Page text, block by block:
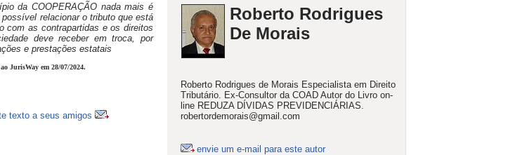
Roberto Rodrigues
De Morais
Roberto Rodrigues de Morais Especialista em Direito
Tributário. Ex-Consultor da COAD Autor do Livro on-
line REDUZA DÍVIDAS PREVIDENCIÁRIAS.
robertordemorais@gmail.com
envie um e-mail para este autor
da COOPERAÇÃO nada mais é
possível relacionar o tributo que está
com as contrapartidas e os direitos
deve receber em troca, por
e prestações estatais
JurisWay em 28/07/2024.
texto a seus amigos